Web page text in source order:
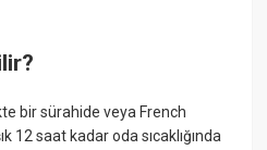
bir sürahide veya French
12 saat kadar oda sıcaklığında